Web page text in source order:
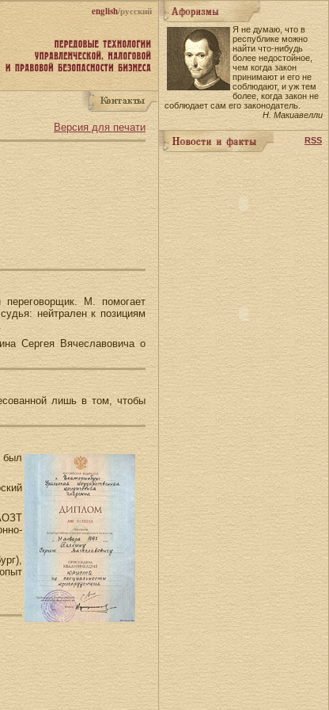
english/русский
Версия для печати
М. помогает
нейтрален к позициям
Сергея Вячеславовича о
лишь в том, чтобы
был
Я не думаю, что в
республике можно
найти что-нибудь
более недостойное,
чем когда закон
принимают и его не
соблюдают, и уж тем
более, когда закон не
соблюдает сам его законодатель.
Н. Макиавелли
RSS